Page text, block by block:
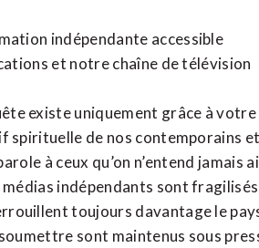
indépendante accessible
et notrechaîne de télévision
existe uniquement grâce à votre
spirituelle de nos contemporains
à ceux qu’on n’entend jamais
indépendants sont
toujours davantage le
sont maintenus sous